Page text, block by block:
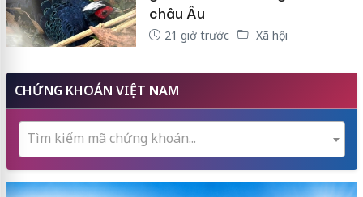
châu Âu
21 giờ trước Xã hội
CHỨNG KHOÁN VIỆT NAM
Tìm kiếm mã chứng khoán...